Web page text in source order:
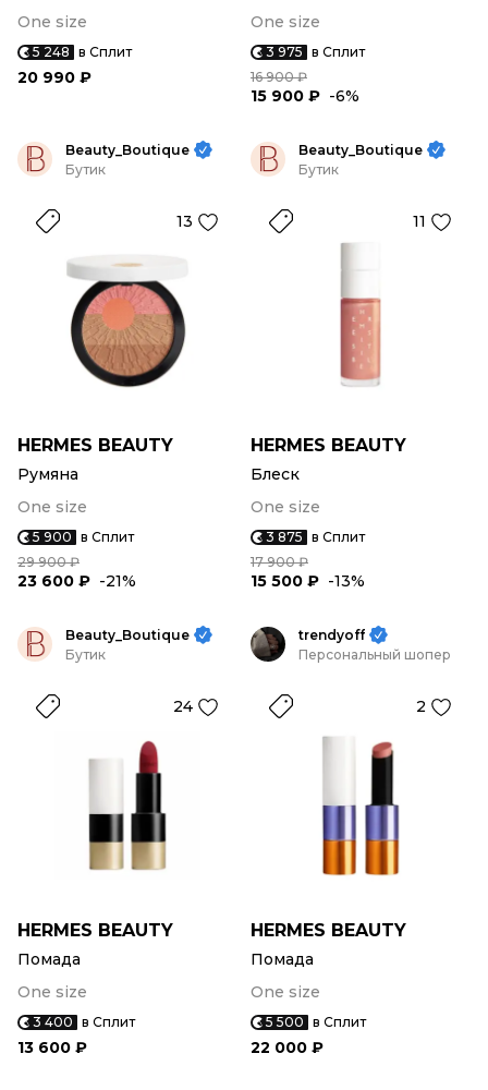
One size
5 248 в Сплит
20 990 ₽
One size
3 975 в Сплит
16 900 ₽
15 900 ₽ -6%
Beauty_Boutique
Бутик
13
HERMES BEAUTY
Румяна
One size
5 900 в Сплит
29 900 ₽
23 600 ₽ -21%
Beauty_Boutique
Бутик
11
HERMES BEAUTY
Блеск
One size
3 875 в Сплит
17 900 ₽
15 500 ₽ -13%
Beauty_Boutique
Бутик
24
HERMES BEAUTY
Помада
One size
3 400 в Сплит
13 600 ₽
trendyoff
Персональный шопер
2
HERMES BEAUTY
Помада
One size
5 500 в Сплит
22 000 ₽